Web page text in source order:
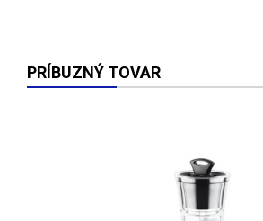
PRÍBUZNÝ TOVAR